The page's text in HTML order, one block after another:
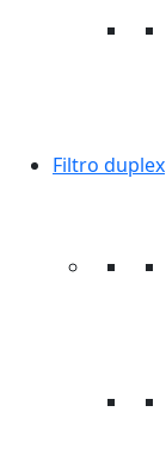
Filtro duplex